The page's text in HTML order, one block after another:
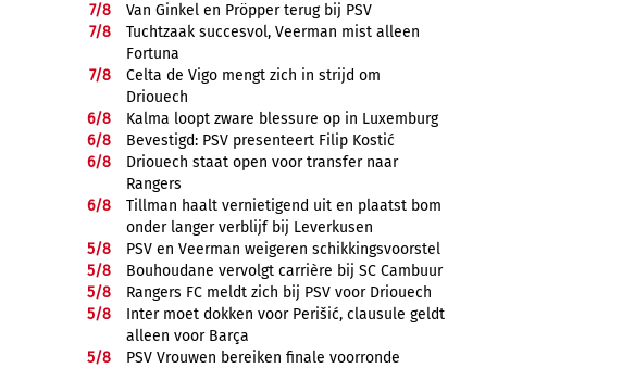
7/8
Van Ginkel en Pröpper terug bij PSV
7/8
Tuchtzaak succesvol, Veerman mist alleen
Fortuna
7/8
Celta de Vigo mengt zich in strijd om
Driouech
6/8
Kalma loopt zware blessure op in Luxemburg
6/8
Bevestigd: PSV presenteert Filip Kostić
6/8
Driouech staat open voor transfer naar
Rangers
6/8
Tillman haalt vernietigend uit en plaatst bom
onder langer verblijf bij Leverkusen
5/8
PSV en Veerman weigeren schikkingsvoorstel
5/8
Bouhoudane vervolgt carrière bij SC Cambuur
5/8
Rangers FC meldt zich bij PSV voor Driouech
5/8
Inter moet dokken voor Perišić, clausule geldt
alleen voor Barça
5/8
PSV Vrouwen bereiken finale voorronde